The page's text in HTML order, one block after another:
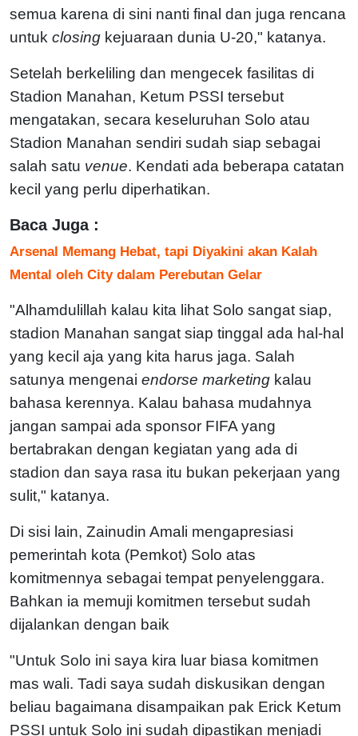
semua karena di sini nanti final dan juga rencana
untuk closing kejuaraan dunia U-20," katanya.
Setelah berkeliling dan mengecek fasilitas di
Stadion Manahan, Ketum PSSI tersebut
mengatakan, secara keseluruhan Solo atau
Stadion Manahan sendiri sudah siap sebagai
salah satu venue. Kendati ada beberapa catatan
kecil yang perlu diperhatikan.
Baca Juga :
Arsenal Memang Hebat, tapi Diyakini akan Kalah
Mental oleh City dalam Perebutan Gelar
"Alhamdulillah kalau kita lihat Solo sangat siap,
stadion Manahan sangat siap tinggal ada hal-hal
yang kecil aja yang kita harus jaga. Salah
satunya mengenai endorse marketing kalau
bahasa kerennya. Kalau bahasa mudahnya
jangan sampai ada sponsor FIFA yang
bertabrakan dengan kegiatan yang ada di
stadion dan saya rasa itu bukan pekerjaan yang
sulit," katanya.
Di sisi lain, Zainudin Amali mengapresiasi
pemerintah kota (Pemkot) Solo atas
komitmennya sebagai tempat penyelenggara.
Bahkan ia memuji komitmen tersebut sudah
dijalankan dengan baik
"Untuk Solo ini saya kira luar biasa komitmen
mas wali. Tadi saya sudah diskusikan dengan
beliau bagaimana disampaikan pak Erick Ketum
PSSI untuk Solo ini sudah dipastikan menjadi